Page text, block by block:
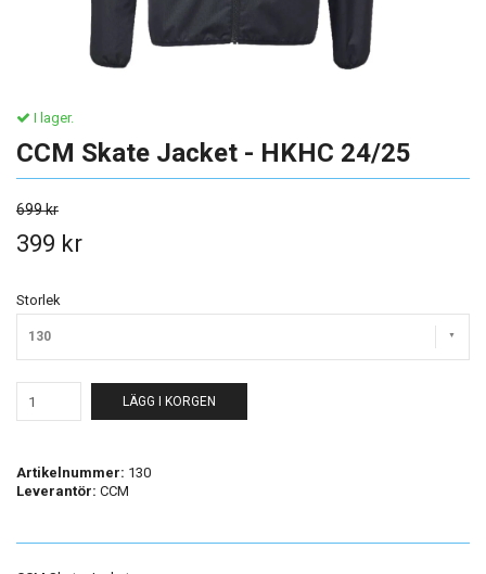
I lager.
CCM Skate Jacket - HKHC 24/25
699 kr
399 kr
Storlek
130
LÄGG I KORGEN
Artikelnummer: 130
Leverantör: CCM